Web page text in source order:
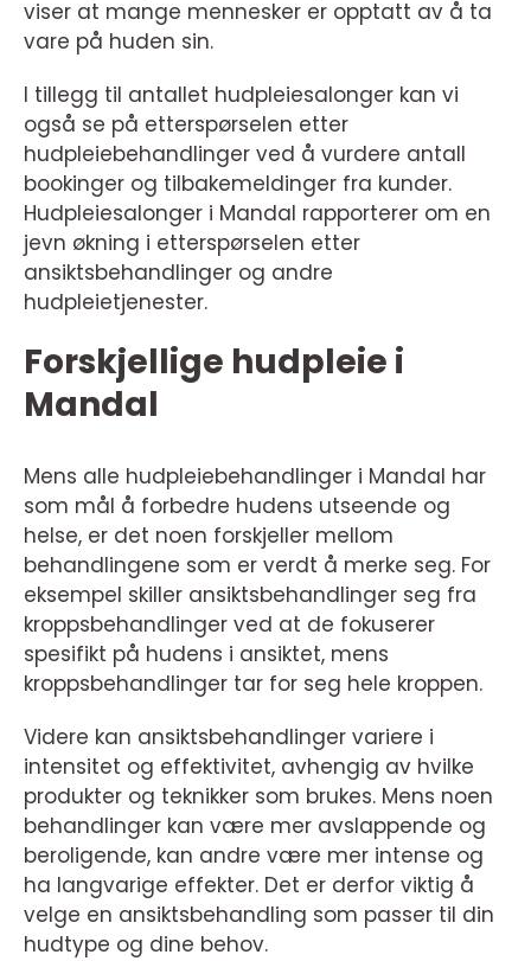
viser at mange mennesker er opptatt av å ta
vare på huden sin.
I tillegg til antallet hudpleiesalonger kan vi
også se på etterspørselen etter
hudpleiebehandlinger ved å vurdere antall
bookinger og tilbakemeldinger fra kunder.
Hudpleiesalonger i Mandal rapporterer om en
jevn økning i etterspørselen etter
ansiktsbehandlinger og andre
hudpleietjenester.
Forskjellige hudpleie i
Mandal
Mens alle hudpleiebehandlinger i Mandal har
som mål å forbedre hudens utseende og
helse, er det noen forskjeller mellom
behandlingene som er verdt å merke seg. For
eksempel skiller ansiktsbehandlinger seg fra
kroppsbehandlinger ved at de fokuserer
spesifikt på hudens i ansiktet, mens
kroppsbehandlinger tar for seg hele kroppen.
Videre kan ansiktsbehandlinger variere i
intensitet og effektivitet, avhengig av hvilke
produkter og teknikker som brukes. Mens noen
behandlinger kan være mer avslappende og
beroligende, kan andre være mer intense og
ha langvarige effekter. Det er derfor viktig å
velge en ansiktsbehandling som passer til din
hudtype og dine behov.